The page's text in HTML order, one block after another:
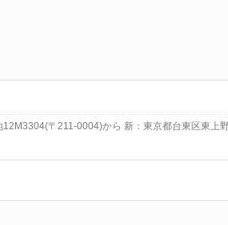
〒211-0004)から 新：東京都台東区東上